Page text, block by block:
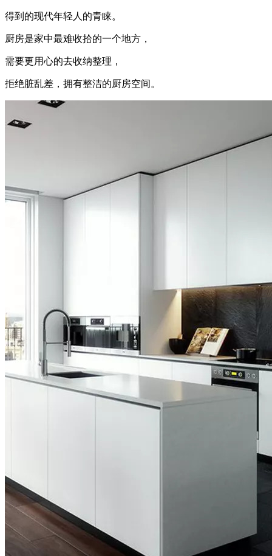
得到的现代年轻人的青睐。
厨房是家中最难收拾的一个地方，
需要更用心的去收纳整理，
拒绝脏乱差，拥有整洁的厨房空间。